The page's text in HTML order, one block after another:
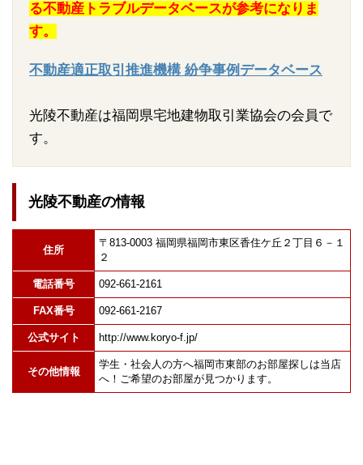
る不動産トラブルデータベースが参考になりま
す。
不動産適正取引推進機構 紛争事例データベース
光陵不動産は福岡県宅地建物取引業協会の会員で
す。
光陵不動産の情報
住所
〒813-0003 福岡県福岡市東区香住ケ丘２丁目６－１
２
電話番号 092-661-2161
FAX番号 092-661-2167
公式サイト http://www.koryo-f.jp/
その他情報
学生・社会人の方へ福岡市東部のお部屋探しは当店
へ！ご希望のお部屋が見つかります。